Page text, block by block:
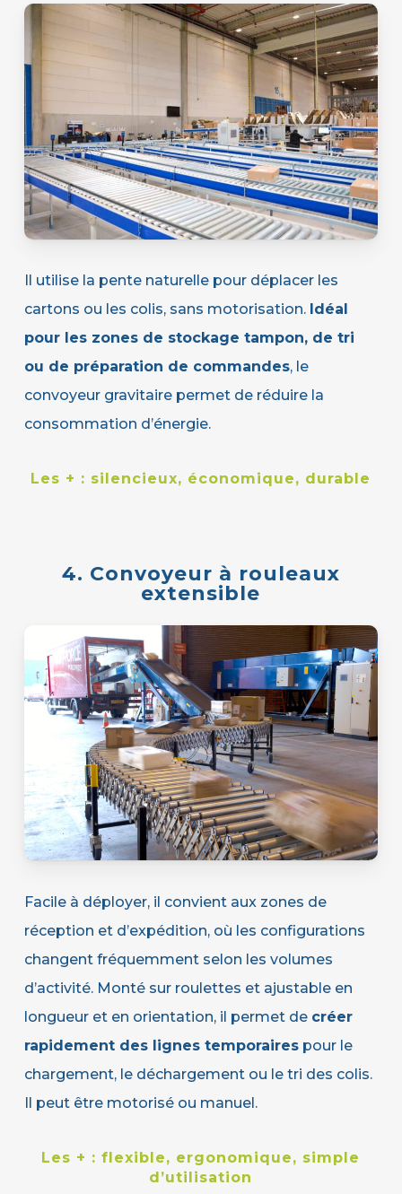
Il utilise la pente naturelle pour déplacer les
cartons ou les colis, sans motorisation. Idéal
pour les zones de stockage tampon, de tri
ou de préparation de commandes, le
convoyeur gravitaire permet de réduire la
consommation d’énergie.
Les + : silencieux, économique, durable
4. Convoyeur à rouleaux
extensible
Facile à déployer, il convient aux zones de
réception et d’expédition, où les configurations
changent fréquemment selon les volumes
d’activité. Monté sur roulettes et ajustable en
longueur et en orientation, il permet de créer
rapidement des lignes temporairespour le
chargement, le déchargement ou le tri des colis.
Il peut être motorisé ou manuel.
Les + :flexible, ergonomique, simple
d’utilisation